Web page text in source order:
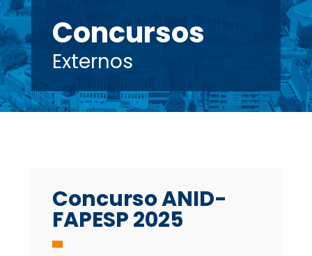
Concursos
Externos
Concurso ANID-
FAPESP 2025